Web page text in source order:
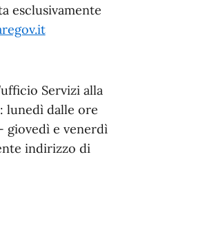
esclusivamente
Servizi alla
lunedì dalle ore
giovedì e venerdì
indirizzo di